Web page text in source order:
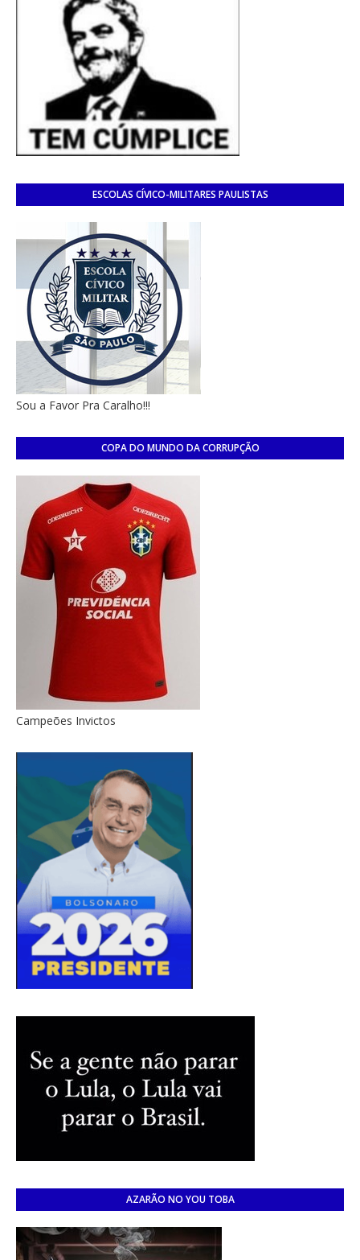
ESCOLAS CÍVICO-MILITARES PAULISTAS
Sou a Favor Pra Caralho!!!
COPA DO MUNDO DA CORRUPÇÃO
Campeões Invictos
AZARÃO NO YOU TOBA